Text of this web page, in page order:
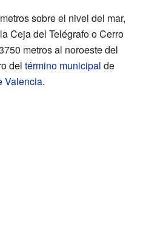
sobre el nivel del mar,
Ceja del Telégrafo o Cerro
metros al noroeste del
del término municipal de
Valencia.